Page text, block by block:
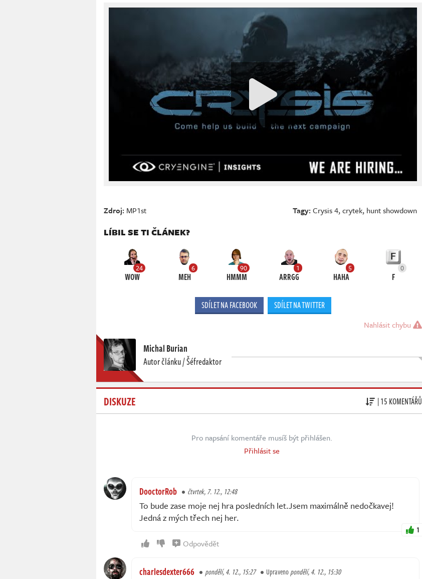
Zdroj: MP1st Tagy:Crysis 4,crytek, hunt showdown
LÍBIL SE TI ČLÁNEK?
24
WOW
6
MEH
90
HMMM
1
ARRGG
5
HAHA
0
F
SDÍLET NA FACEBOOK SDÍLET NA TWITTER
Nahlásit chybu
Michal Burian
Autor článku / Šéfredaktor
DISKUZE | 15 KOMENTÁŘŮ
Pro napsání komentáře musíš být přihlášen.
Přihlásit se
DooctorRob čtvrtek, 7. 12., 12:48
To bude zase moje nej hra posledních let.Jsem maximálně nedočkavej!
Jedná z mých třech nej her.
1
Odpovědět
charlesdexter666 pondělí, 4. 12., 15:27 Upravenopondělí, 4. 12., 15:30